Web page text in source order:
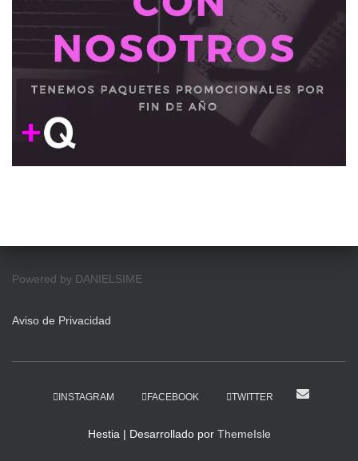
Powered by DANIELSIME
Aviso de Privacidad
INSTAGRAM FACEBOOK TWITTER
Hestia | Desarrollado por ThemeIsle